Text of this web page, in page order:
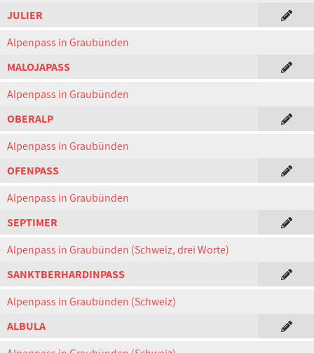
JULIER
Alpenpass in Graubünden
MALOJAPASS
Alpenpass in Graubünden
OBERALP
Alpenpass in Graubünden
OFENPASS
Alpenpass in Graubünden
SEPTIMER
Alpenpass in Graubünden (Schweiz, drei Worte)
SANKTBERHARDINPASS
Alpenpass in Graubünden (Schweiz)
ALBULA